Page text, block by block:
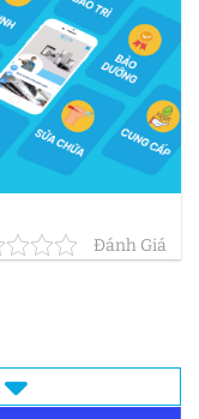
Đánh Giá